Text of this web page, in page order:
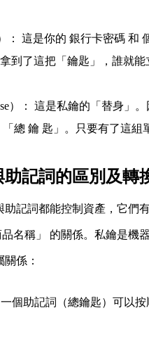
： 這是你的 銀行卡密碼 和
到了這把「鑰匙」，誰就能
） ： 這是私鑰的「替身」
「總 鑰 匙」 。只要有了這組
記詞的區別及轉
記詞都能控制資產，它們
品名稱」 的關係。私鑰是機
係：
一個助記詞（總鑰匙）可以